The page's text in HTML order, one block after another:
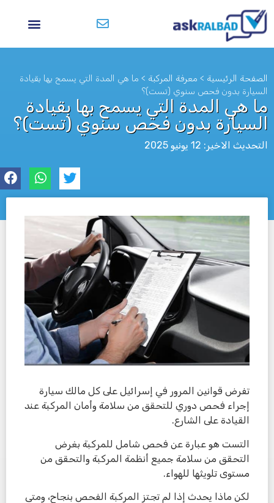
الصفحة الرئيسية > معرفة المركبة > ما هي المدة التي يسمح بها بقيادة
السيارة بدون فحص سنوي (تست)؟
ما هي المدة التي يسمح بها بقيادة
السيارة بدون فحص سنوي (تست)؟
التحديث الاخير: 12 يونيو 2025
تفرض قوانين المرور في إسرائيل على كل مالك سيارة
إجراء فحص دوري للتحقق من سلامة وأمان المركبة عند
القيادة على الشارع.
التست هو عبارة عن فحص شامل للمركبة بغرض
التحقق من سلامة جميع أنظمة المركبة والتحقق من
مستوى تلويثها للهواء.
لكن ماذا يحدث إذا لم تجتز المركبة الفحص بنجاح، ومتى